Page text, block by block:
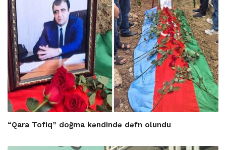
“Qara Tofiq” doğma kəndində dəfn olundu